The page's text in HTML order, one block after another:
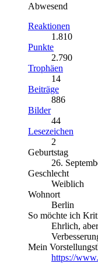
Abwesend
Reaktionen
1.810
Punkte
2.790
Trophäen
14
Beiträge
886
Bilder
44
Lesezeichen
2
Geburtstag
26.
Geschlecht
Weiblich
Wohnort
Berlin
So möchte ich
Ehrlich,
Mein
https://